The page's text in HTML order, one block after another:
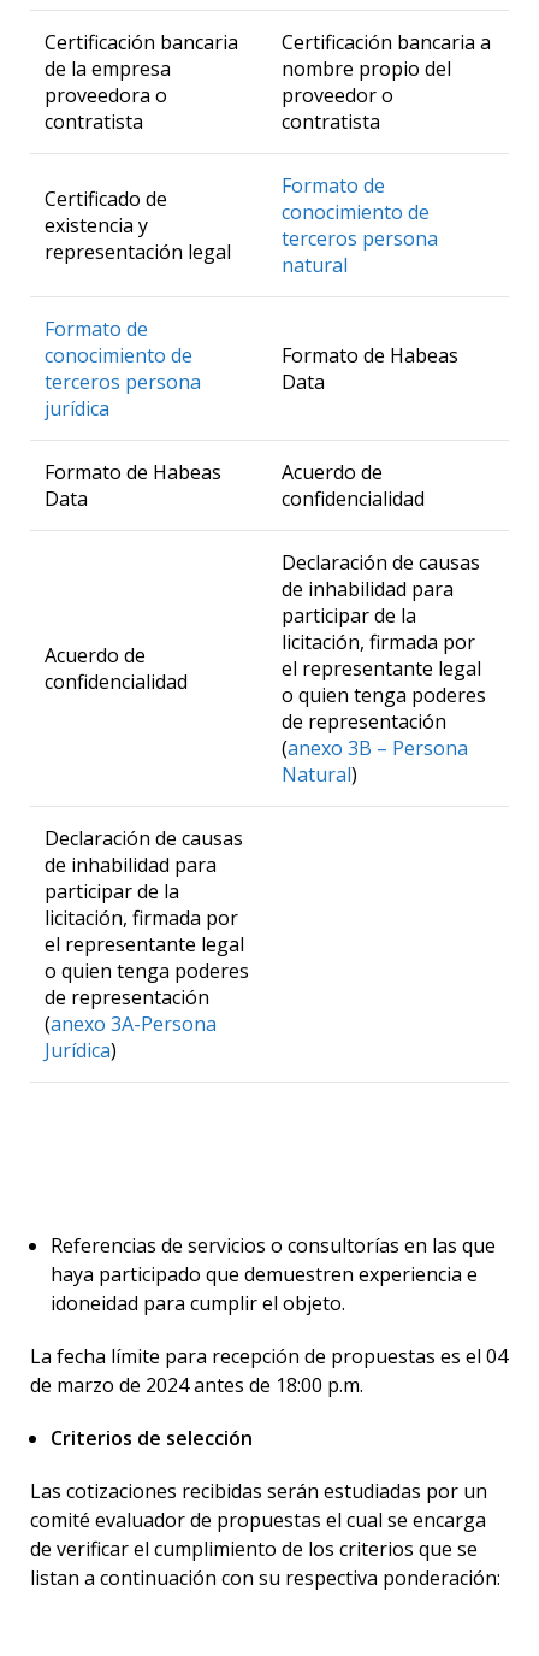
Certificación bancaria
de la empresa
proveedora o
contratista
Certificación bancaria a
nombre propio del
proveedor o
contratista
Certificado de
existencia y
representación legal
Formato de
conocimiento de
terceros persona
natural
Formato de
conocimiento de
terceros persona
jurídica
Formato de Habeas
Data
Formato de Habeas
Data
Acuerdo de
confidencialidad
Acuerdo de
confidencialidad
Declaración de causas
de inhabilidad para
participar de la
licitación, firmada por
el representante legal
o quien tenga poderes
de representación
(anexo 3B – Persona
Natural)
Declaración de causas
de inhabilidad para
participar de la
licitación, firmada por
el representante legal
o quien tenga poderes
de representación
(anexo 3A-Persona
Jurídica)
Referencias de servicios o consultorías en las que
haya participado que demuestren experiencia e
idoneidad para cumplir el objeto.
La fecha límite para recepción de propuestas es el 04
de marzo de 2024 antes de 18:00 p.m.
Criterios de selección
Las cotizaciones recibidas serán estudiadas por un
comité evaluador de propuestas el cual se encarga
de verificar el cumplimiento de los criterios que se
listan a continuación con su respectiva ponderación: